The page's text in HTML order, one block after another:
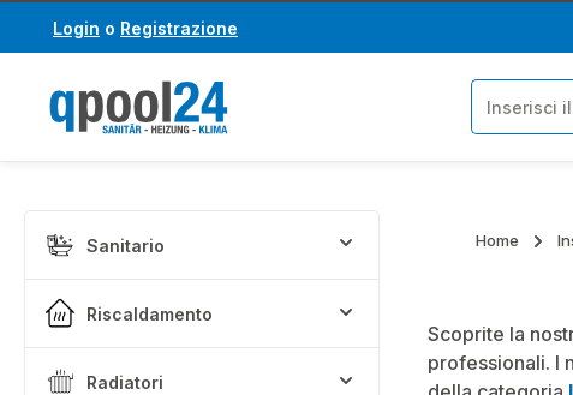
al contenuto principale
Salta alla ricerca
Login o Registrazione
Sanitario
Riscaldamento
Radiatori
Home
Scoprite la
professionali. I